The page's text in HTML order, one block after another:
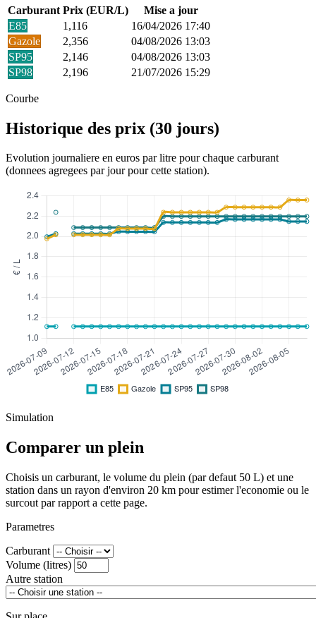
Carburant Prix (EUR/L)
Mise a jour
E85
1,116
16/04/2026 17:40
Gazole
2,356
04/08/2026 13:03
SP95
2,146
04/08/2026 13:03
SP98
2,196 21/07/2026 15:29
Courbe
Historique des prix (30 jours)
Evolution journaliere en euros par litre pour chaque carburant
(donnees agregees par jour pour cette station).
Simulation
Comparer un plein
Choisis un carburant, le volume du plein (par defaut 50 L) et une
station dans un rayon d'environ 20 km pour estimer l'economie ou le
surcout par rapport a cette page.
Parametres
Carburant
Volume (litres)
Autre station